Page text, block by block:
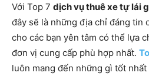
Với Top 7 dịch vụ thuê xe tự lái
đây sẽ là những địa chỉ đáng tin
cho các bạn yên tâm có thể lựa
đơn vị cung cấp phù hợp nhất.
luôn mang đến những gì tốt